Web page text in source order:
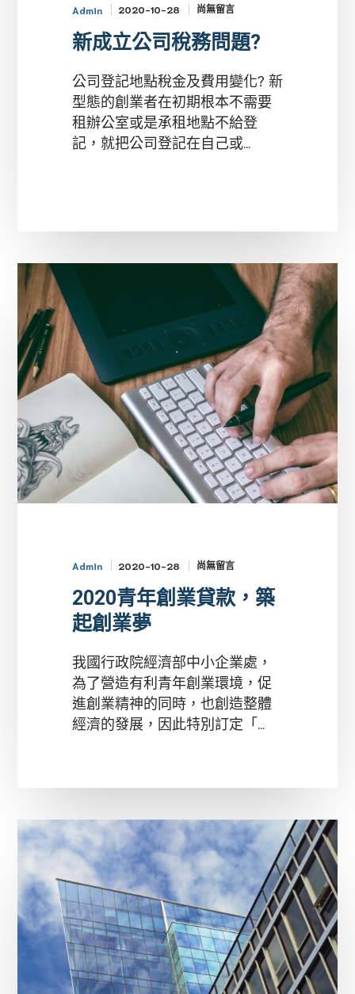
Admin 2020-10-28 尚無留言
新成立公司稅務問題?
公司登記地點稅金及費用變化? 新
型態的創業者在初期根本不需要
租辦公室或是承租地點不給登
記，就把公司登記在自己或...
2020
青
年
創
業
貸
款，
築
起
創
業
夢
Admin 2020-10-28 尚無留言
2020青年創業貸款，築
起創業夢
我國行政院經濟部中小企業處，
為了營造有利青年創業環境，促
進創業精神的同時，也創造整體
經濟的發展，因此特別訂定「...
台
北
市
公
司
&